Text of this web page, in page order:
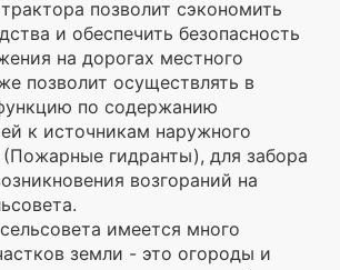
позволит сэкономить
и обеспечить безопасность
на дорогах местного
позволит осуществлять в
по содержанию
к источникам наружного
гидранты), для забора
возгораний на
имеется много
земли - это огороды и